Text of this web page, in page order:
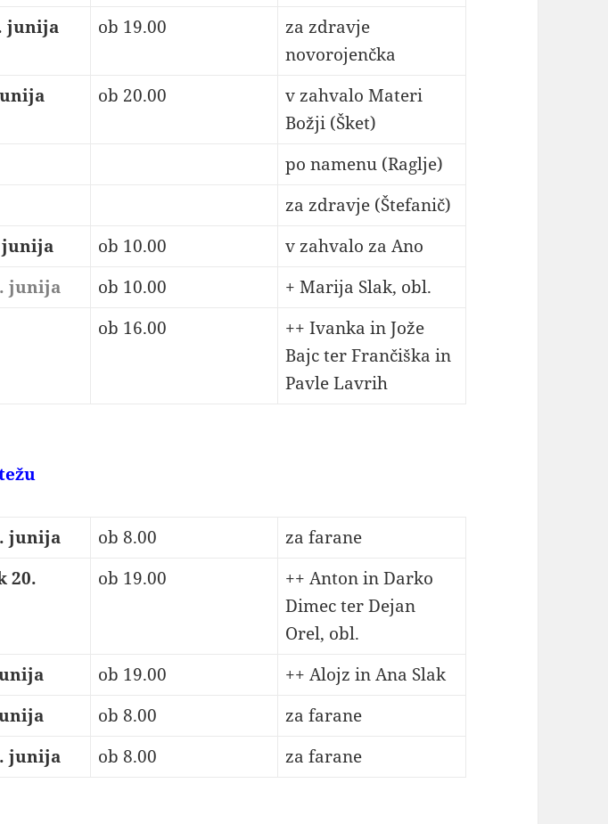
junija
ob 19.00
za zdravje
novorojenčka
ob 20.00
v zahvalo Materi
Božji (Šket)
po namenu (Raglje)
za zdravje (Štefanič)
junija
ob 10.00
v zahvalo za Ano
junija
ob 10.00
+ Marija Slak, obl.
ob 16.00
++ Ivanka in Jože
Bajc ter Frančiška in
Pavle Lavrih
junija ob 8.00
za farane
20.
ob 19.00
++ Anton in Darko
Dimec ter Dejan
Orel, obl.
ob 19.00
++ Alojz in Ana Slak
ob 8.00
za farane
junija
ob 8.00 za farane